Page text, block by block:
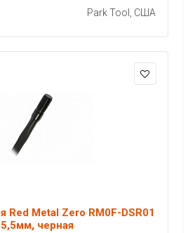
Park Tool, США
Red Metal Zero RM0F-DSR01
черная